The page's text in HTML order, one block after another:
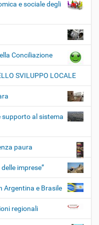
e sociale degli
Conciliazione
SVILUPPO LOCALE
al sistema
paura
imprese”
Argentina e Brasile
regionali